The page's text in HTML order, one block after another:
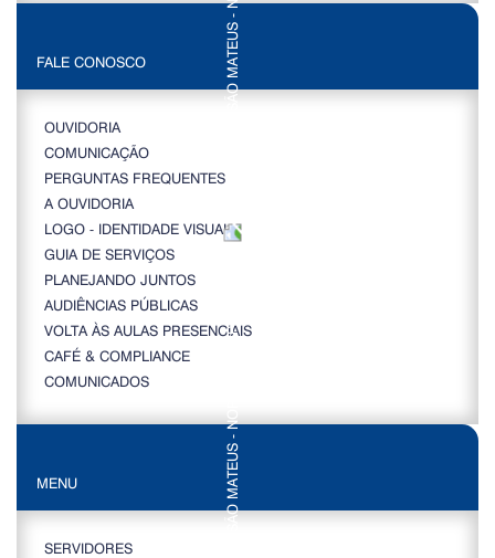
FALE CONOSCO
OUVIDORIA
COMUNICAÇÃO
PERGUNTAS FREQUENTES
A OUVIDORIA
LOGO - IDENTIDADE VISUAL
GUIA DE SERVIÇOS
PLANEJANDO JUNTOS
AUDIÊNCIAS PÚBLICAS
VOLTA ÀS AULAS PRESENCIAIS
CAFÉ & COMPLIANCE
COMUNICADOS
MENU
SERVIDORES